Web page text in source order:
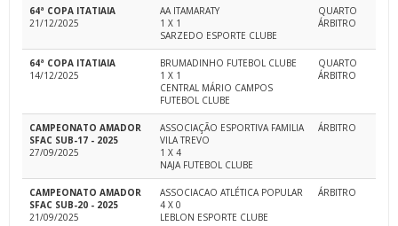
64ª COPA ITATIAIA
21/12/2025
AA ITAMARATY
1 X 1
SARZEDO ESPORTE CLUBE
QUARTO
ÁRBITRO
64ª COPA ITATIAIA
14/12/2025
BRUMADINHO FUTEBOL CLUBE
1 X 1
CENTRAL MÁRIO CAMPOS
FUTEBOL CLUBE
QUARTO
ÁRBITRO
CAMPEONATO AMADOR
SFAC SUB-17 - 2025
27/09/2025
ASSOCIAÇÃO ESPORTIVA FAMILIA
VILA TREVO
1 X 4
NAJA FUTEBOL CLUBE
ÁRBITRO
CAMPEONATO AMADOR
SFAC SUB-20 - 2025
21/09/2025
ASSOCIACAO ATLÉTICA POPULAR
4 X 0
LEBLON ESPORTE CLUBE
ÁRBITRO